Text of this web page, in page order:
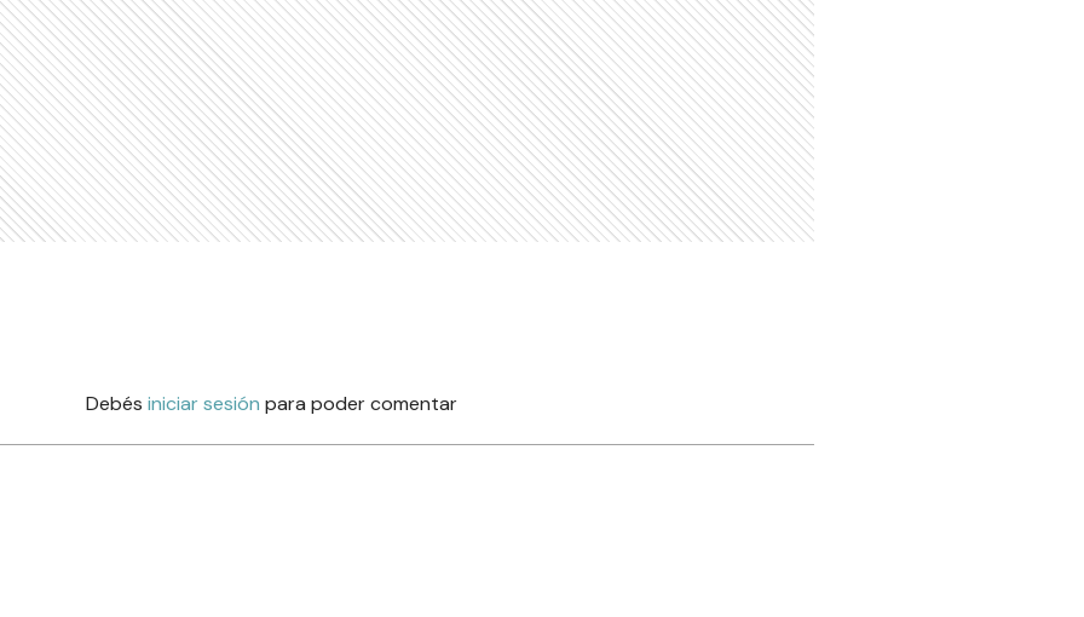
Debés iniciar sesión para poder comentar